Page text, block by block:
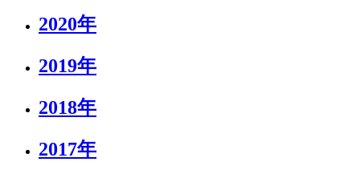
2020年
2019年
2018年
2017年